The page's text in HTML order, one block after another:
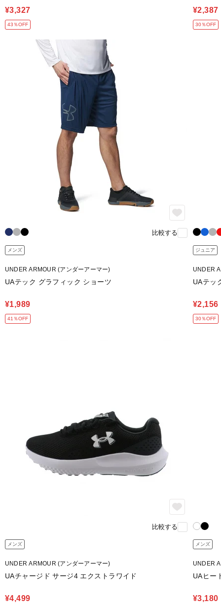
¥3,327
43％OFF
¥2,387
30％OFF
比較する
メンズ
UNDER ARMOUR (アンダーアーマー)
UAテック グラフィック ショーツ
¥1,989
41％OFF
ジュニア
UNDER
UAテッ
¥2,156
30％OFF
比較する
メンズ
UNDER ARMOUR (アンダーアーマー)
UAチャージド サージ4 エクストラワイド
¥4,499
メンズ
UNDER
UAヒー
¥3,180